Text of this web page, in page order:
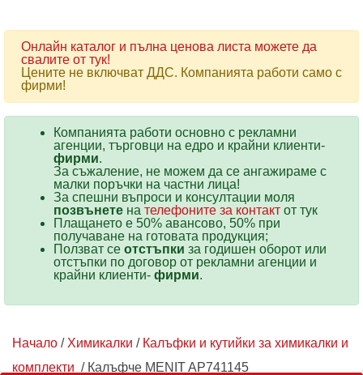
Онлайн каталог и пълна ценова листа можете да
свалите от тук!
Цените не включват ДДС. Компанията работи само с
фирми!
Компанията работи основно с рекламни
агенции, търговци на едро и крайни клиенти-
фирми.
За съжаление, не можем да се ангажираме с
малки поръчки на частни лица!
За спешни въпроси и консултации моля
позвънете на телефоните за контакт от тук
Плащането е 50% авансово, 50% при
получаване на готовата продукция;
Ползват се отстъпки за годишен оборот или
отстъпки по договор от рекламни агенции и
крайни клиенти- фирми.
Начало / Химикалки / Калъфки и кутийки за химикалки и
комплекти / Калъфче MENIT AP741145